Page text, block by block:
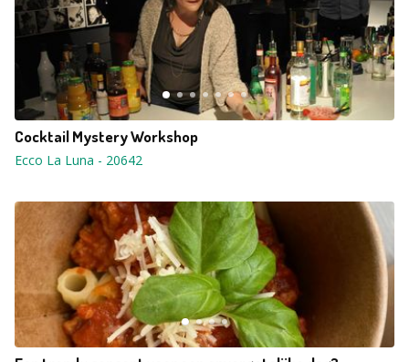
Cocktail Mystery Workshop
Ecco La Luna - 20642